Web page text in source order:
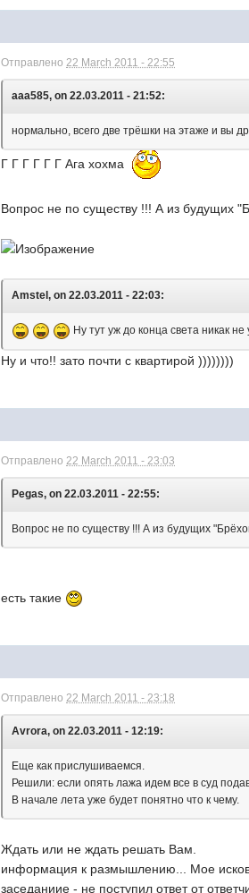
Отправлено22 March 2011 - 22:55
aaa585, on 22.03.2011 - 21:52:
нормально, всего две трёшки на этаже и вы
Г Г Г Г Г Г Ага хохма
Вопрос не по существу !!! А из будущих
Amstel, on 22.03.2011 - 22:03:
Ну тут уж до конца света никак не
Ну и что!! зато почти с квартирой ))))))))
Отправлено22 March 2011 - 23:03
Pegas, on 22.03.2011 - 22:55:
Вопрос не по существу !!! А из будущих
есть такие
Отправлено22 March 2011 - 23:18
Avrora, on 22.03.2011 - 12:19:
Еще как прислушиваемся.
Решили: если опять лажа идем все в суд
В начале лета уже будет понятно что к чему.
Ждать или не ждать решать Вам.
информация к размышлению... Мое
заседаниие - не поступил ответ от